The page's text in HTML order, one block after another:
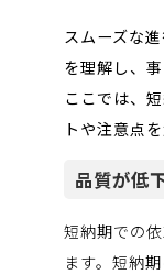
スムーズな
を理解し、
ここでは、
トや注意点
品質が低
短納期での
ます。短納